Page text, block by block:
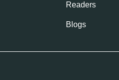
Readers
Blogs